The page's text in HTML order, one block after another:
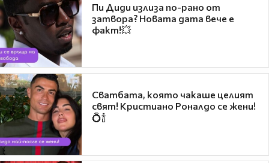
Пи Диди излиза по-рано от
затвора? Новата дата вече е
факт!💥
Сватбата, която чакаше целият
свят! Кристиано Роналдо се жени!
💍🍾